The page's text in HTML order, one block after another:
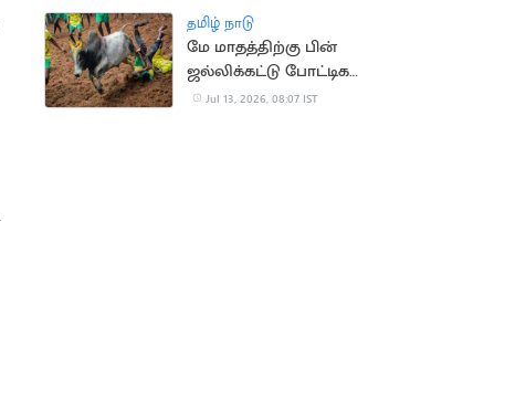
தமிழ் நாடு
மே மாதத்திற்கு பின்
ஜல்லிக்கட்டு போட்டிகள்
நடத்தக்கூடாது..
Jul 13, 2026, 08:07 IST